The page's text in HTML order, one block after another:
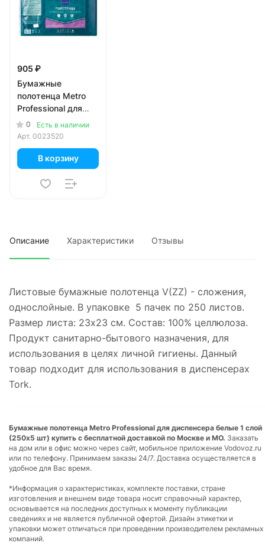
905 ₽
Бумажные
полотенца Metro
Professional для
диспенсера белые
2 слоя, 23 х 21,5 см
0
Есть в наличии
Арт. 0023520
В корзину
Описание Характеристики Отзывы
Листовые бумажные полотенца V(ZZ) - сложения,
однослойные. В упаковке 5 пачек по 250 листов.
Размер листа: 23х23 см. Состав: 100% целлюлоза.
Продукт санитарно-бытового назначения, для
использования в целях личной гигиены. Данный
товар подходит для использования в диспенсерах
Tork.
Бумажные полотенца Metro Professional для диспенсера белые 1 слой
(250х5 шт) купить с бесплатной доставкой по Москве и МО. Заказать
на дом или в офис можно через сайт, мобильное приложение Vodovoz.ru
или по телефону. Принимаем заказы 24/7. Доставка осуществляется в
удобное для Вас время.
*Информация о характеристиках, комплекте поставки, стране
изготовления и внешнем виде товара носит справочный характер,
основывается на последних доступных к моменту публикации
сведениях и не является публичной офертой. Дизайн этикетки и
упаковки может отличаться при проведении производителем рекламных
компаний.